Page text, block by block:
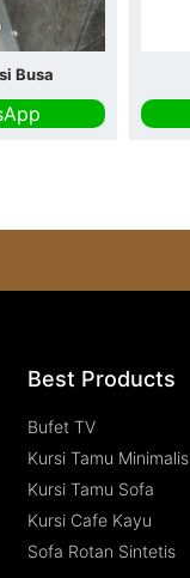
Busa
Best Products
Bufet TV
Kursi Tamu Minimalis
Kursi Tamu Sofa
Kursi Cafe Kayu
Sofa Rotan Sintetis